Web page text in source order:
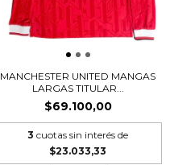
MANCHESTER UNITED MANGAS
LARGAS TITULAR...
$69.100,00
3 cuotas sin interés de
$23.033,33